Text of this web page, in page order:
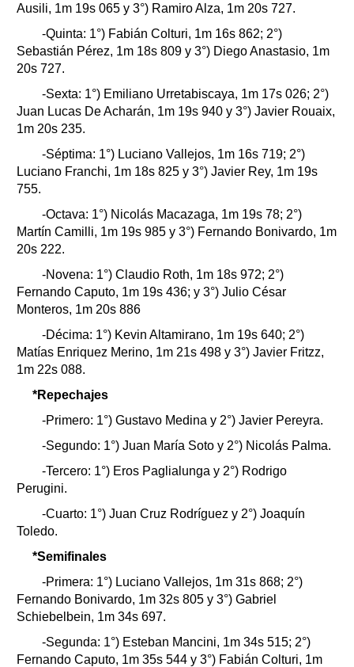
Ausili, 1m 19s 065 y 3°) Ramiro Alza, 1m 20s 727.
-Quinta: 1°) Fabián Colturi, 1m 16s 862; 2°)
Sebastián Pérez, 1m 18s 809 y 3°) Diego Anastasio, 1m
20s 727.
-Sexta: 1°) Emiliano Urretabiscaya, 1m 17s 026; 2°)
Juan Lucas De Acharán, 1m 19s 940 y 3°) Javier Rouaix,
1m 20s 235.
-Séptima: 1°) Luciano Vallejos, 1m 16s 719; 2°)
Luciano Franchi, 1m 18s 825 y 3°) Javier Rey, 1m 19s
755.
-Octava: 1°) Nicolás Macazaga, 1m 19s 78; 2°)
Martín Camilli, 1m 19s 985 y 3°) Fernando Bonivardo, 1m
20s 222.
-Novena: 1°) Claudio Roth, 1m 18s 972; 2°)
Fernando Caputo, 1m 19s 436; y 3°) Julio César
Monteros, 1m 20s 886
-Décima: 1°) Kevin Altamirano, 1m 19s 640; 2°)
Matías Enriquez Merino, 1m 21s 498 y 3°) Javier Fritzz,
1m 22s 088.
*Repechajes
-Primero: 1°) Gustavo Medina y 2°) Javier Pereyra.
-Segundo: 1°) Juan María Soto y 2°) Nicolás Palma.
-Tercero: 1°) Eros Paglialunga y 2°) Rodrigo
Perugini.
-Cuarto: 1°) Juan Cruz Rodríguez y 2°) Joaquín
Toledo.
*Semifinales
-Primera: 1°) Luciano Vallejos, 1m 31s 868; 2°)
Fernando Bonivardo, 1m 32s 805 y 3°) Gabriel
Schiebelbein, 1m 34s 697.
-Segunda: 1°) Esteban Mancini, 1m 34s 515; 2°)
Fernando Caputo, 1m 35s 544 y 3°) Fabián Colturi, 1m